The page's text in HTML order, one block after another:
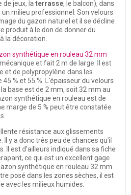
de jeux, la terrasse, le balcon), dans
milieu professionnel. Son velours
du gazon naturel et il se décline
produit à le don de donner du
la décoration
synthétique en rouleau 32 mm
et fait 2 m de large. Il est
et de polypropylène dans les
% et 55 %. L'épaisseur du velours
base est de 2 mm, soit 32 mm au
synthétique en rouleau est de
marge de 5 % peut être constatée
résistance aux glissements
Il y a donc très peu de chances qu'il
Il est d'ailleurs indiqué dans sa fiche
ce qui est un excellent gage
synthétique en rouleau 32 mm
posé dans les zones sèches, il est
avec les milieux humides.